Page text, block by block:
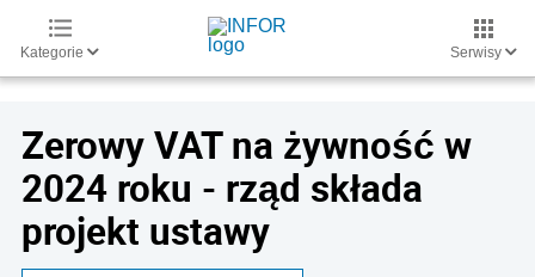
Kategorie Serwisy
Zerowy VAT na żywność w
2024 roku - rząd składa
projekt ustawy